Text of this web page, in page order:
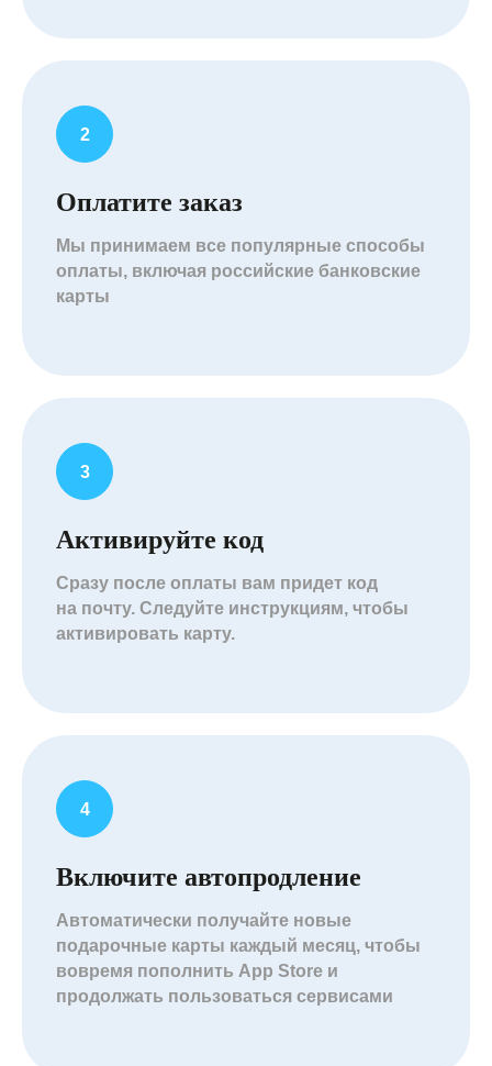
Оплатите заказ
Мы принимаем все популярные способы
оплаты, включая российские банковские
карты
Активируйте код
Сразу после оплаты вам придет код
на почту. Следуйте инструкциям, чтобы
активировать карту.
Включите автопродление
Автоматически получайте новые
подарочные карты каждый месяц, чтобы
вовремя пополнить App Store и
продолжать пользоваться сервисами